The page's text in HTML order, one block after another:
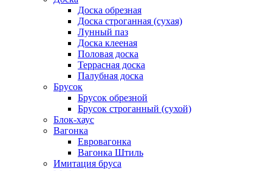
Доска обрезная
Доска строганная (сухая)
Лунный паз
Доска клееная
Половая доска
Террасная доска
Палубная доска
Брусок
Брусок обрезной
Брусок строганный (сухой)
Блок-хаус
Вагонка
Евровагонка
Вагонка Штиль
Имитация бруса